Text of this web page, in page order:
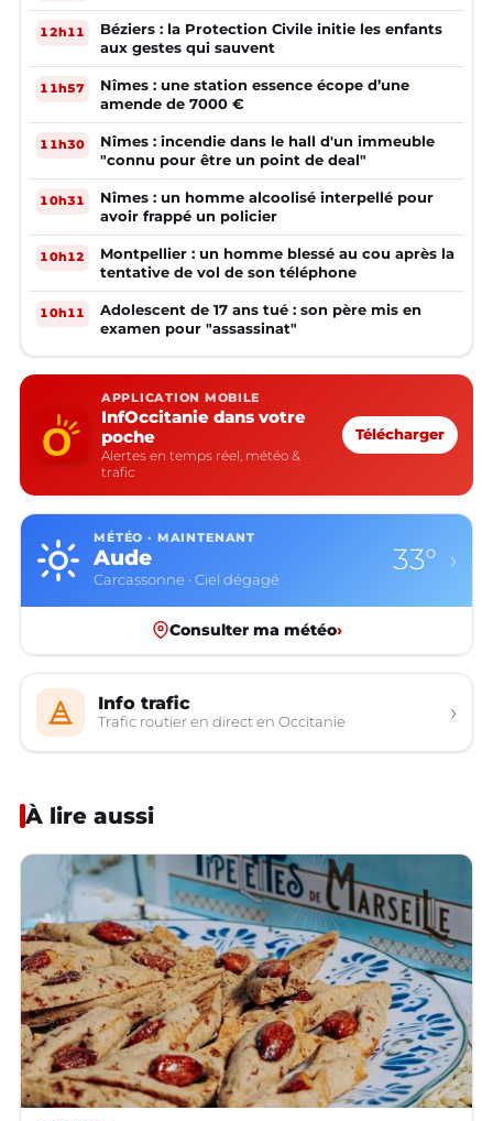
12h11
Béziers : la Protection Civile initie les enfants
aux gestes qui sauvent
11h57
Nîmes : une station essence écope d’une
amende de 7000 €
11h30
Nîmes : incendie dans le hall d'un immeuble
"connu pour être un point de deal"
10h31
Nîmes : un homme alcoolisé interpellé pour
avoir frappé un policier
10h12
Montpellier : un homme blessé au cou après la
tentative de vol de son téléphone
10h11
Adolescent de 17 ans tué : son père mis en
examen pour "assassinat"
APPLICATION MOBILE
InfOccitanie dans votre
poche
Alertes en temps réel, météo &
trafic
Télécharger
MÉTÉO · MAINTENANT
Aude
Carcassonne · Ciel dégagé
33° ›
Consulter ma météo›
Info trafic
Trafic routier en direct en Occitanie ›
À lire aussi